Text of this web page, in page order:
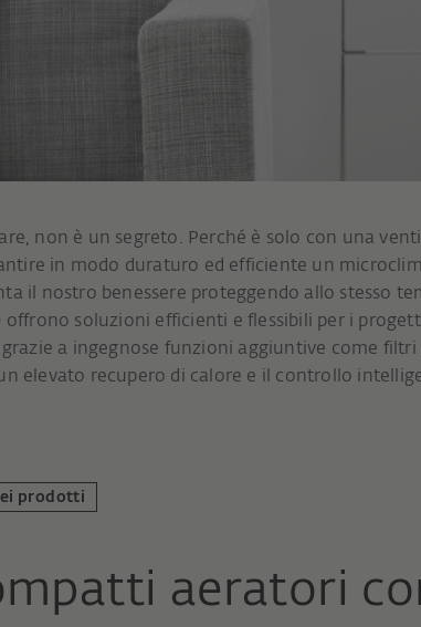
non è un segreto. Perché è solo con una
in modo duraturo ed efficiente un
il nostro benessere proteggendo allo stesso
offrono soluzioni efficienti e flessibili per i
a ingegnose funzioni aggiuntive come
elevato recupero di calore e il controllo
prodotti
aeratori